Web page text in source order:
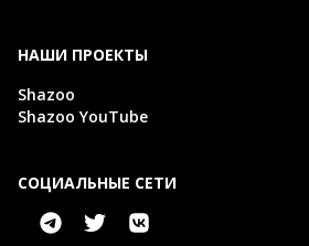
НАШИ ПРОЕКТЫ
Shazoo
Shazoo YouTube
СОЦИАЛЬНЫЕ СЕТИ